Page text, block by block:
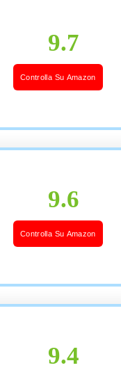
9.7
Controlla Su Amazon
9.6
Controlla Su Amazon
9.4